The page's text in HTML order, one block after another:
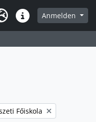
Direkter LinkAnmelden
Főiskola